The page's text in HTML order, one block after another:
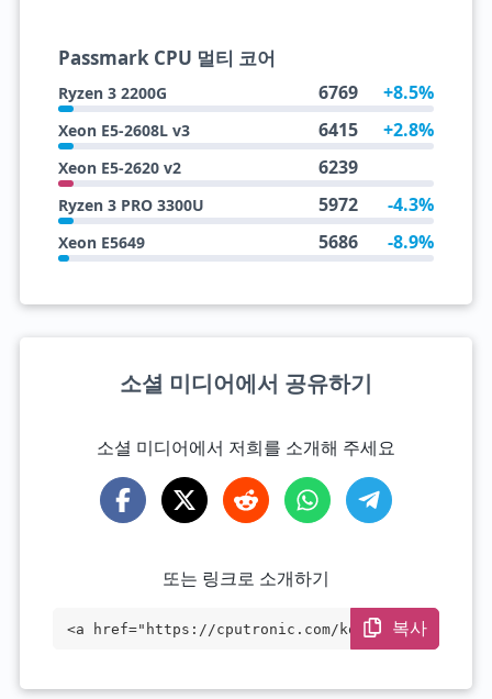
Passmark CPU 멀티 코어
Ryzen 3 2200G 6769 +8.5%
Xeon E5-2608L v3 6415 +2.8%
Xeon E5-2620 v2 6239
Ryzen 3 PRO 3300U 5972 -4.3%
Xeon E5649 5686 -8.9%
소셜 미디어에서 공유하기
소셜 미디어에서 저희를 소개해 주세요
또는 링크로 소개하기
<a href="https://cputronic.com/ko/cpu/in
복사